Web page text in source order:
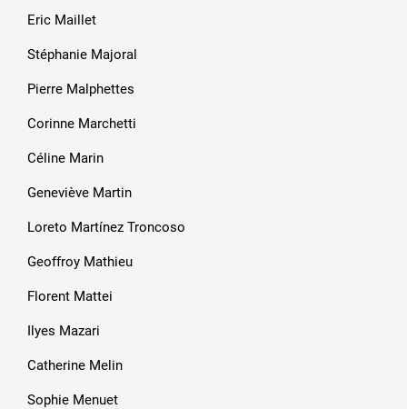
Eric Maillet
Stéphanie Majoral
Pierre Malphettes
Corinne Marchetti
Céline Marin
Geneviève Martin
Loreto Martínez Troncoso
Geoffroy Mathieu
Florent Mattei
Ilyes Mazari
Catherine Melin
Sophie Menuet